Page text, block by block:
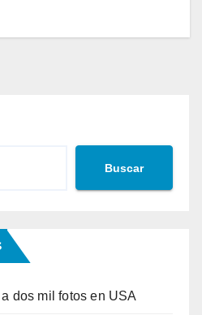
Buscar
dos mil fotos en USA